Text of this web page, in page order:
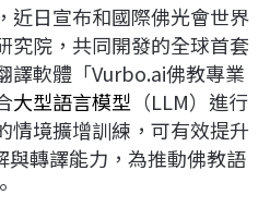
L
i
n
k
，近日宣布和國際佛光會世界
究院，共同開發的全球首套
譯軟體「Vurbo.ai佛教專業
大型語言模型 （LLM）進行
情境擴增訓練，可有效提升
與轉譯能力，為推動佛教語